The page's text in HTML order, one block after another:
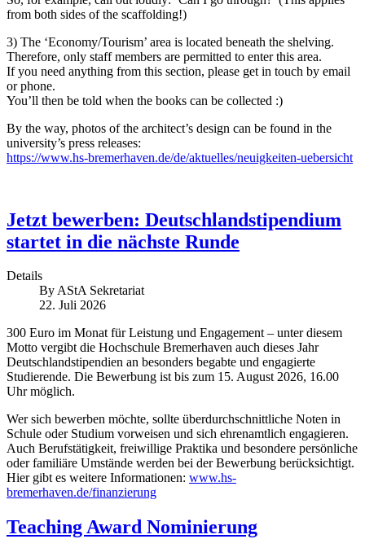
from both sides of the scaffolding!)
3) The ‘Economy/Tourism’ area is located beneath the shelving.
Therefore, only staff members are permitted to enter this area.
If you need anything from this section, please get in touch by email
or phone.
You’ll then be told when the books can be collected :)
By the way, photos of the architect’s design can be found in the
university’s press releases:
https://www.hs-bremerhaven.de/de/aktuelles/neuigkeiten-uebersicht
Jetzt bewerben: Deutschlandstipendium
startet in die nächste Runde
Details
ByAStA Sekretariat
22. Juli 2026
300 Euro im Monat für Leistung und Engagement – unter diesem
Motto vergibt die Hochschule Bremerhaven auch dieses Jahr
Deutschlandstipendien an besonders begabte und engagierte
Studierende. Die Bewerbung ist bis zum 15. August 2026, 16.00
Uhr möglich.
Wer sich bewerben möchte, sollte überdurchschnittliche Noten in
Schule oder Studium vorweisen und sich ehrenamtlich engagieren.
Auch Berufstätigkeit, freiwillige Praktika und besondere persönliche
oder familiäre Umstände werden bei der Bewerbung berücksichtigt.
Hier gibt es weitere Informationen: www.hs-
bremerhaven.de/finanzierung
Teaching Award Nominierung